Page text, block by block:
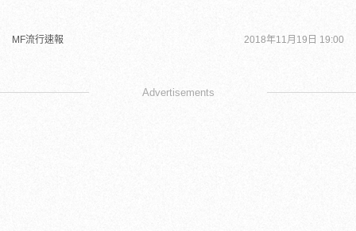
MF流行速報 2018年11月19日 19:00
Advertisements